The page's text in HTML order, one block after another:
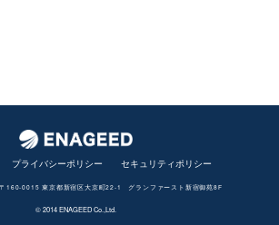
プライバシーポリシー セキュリティポリシー
160-0015 東京都新宿区大京町22-1 グランファースト新宿御苑8F
© 2014 ENAGEED Co.,Ltd.